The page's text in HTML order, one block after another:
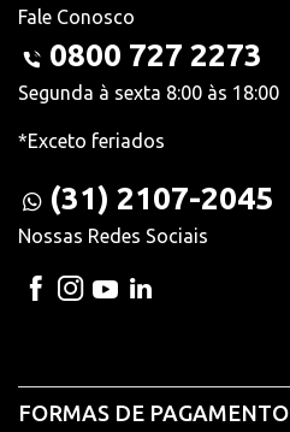
Fale Conosco
0800 727 2273
Segunda à sexta 8:00 às 18:00
*Exceto feriados
(31) 2107-2045
Nossas Redes Sociais
FORMAS DE PAGAMENTO